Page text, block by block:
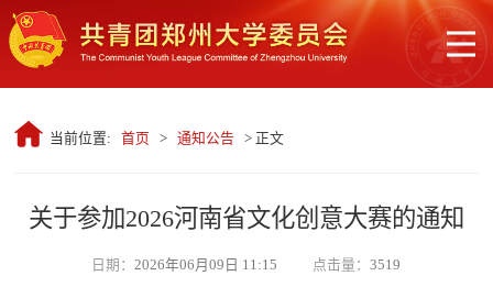
当前位置: 首页 > 通知公告 > 正文
关于参加2026河南省文化创意大赛的通知
日期：2026年06月09日 11:15 点击量：3519